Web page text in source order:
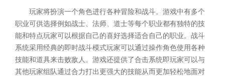
玩家将扮演一个角色进行各种冒险和战斗。游戏中有多个
职业可供选择例如战士、法师、道士等每个职业都有独特的技
能和特点玩家可以根据自己的喜好选择适合自己的职业。战斗
系统采用经典的即时战斗模式玩家可以通过操作角色使用各种
技能和道具来击败敌人。游戏还提供了合击系统即玩家可以与
其他玩家组队通过合力打出更强大的技能从而更加轻松地面对